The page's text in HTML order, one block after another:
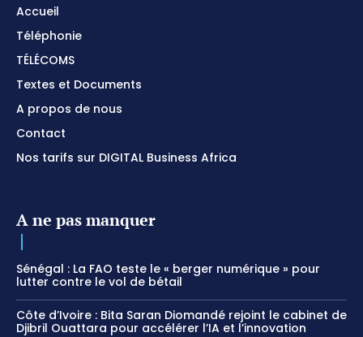
Accueil
Téléphonie
TÉLÉCOMS
Textes et Documents
A propos de nous
Contact
Nos tarifs sur DIGITAL Business Africa
A ne pas manquer
Sénégal : La FAO teste le « berger numérique » pour
lutter contre le vol de bétail
Côte d’Ivoire : Bita Saran Diomandé rejoint le cabinet de
Djibril Ouattara pour accélérer l’IA et l’innovation